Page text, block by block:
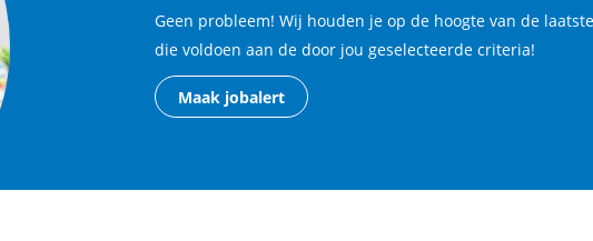
Geen probleem! Wij houden je op de hoogte van de
die voldoen aan de door jou geselecteerde criteria!
Maak jobalert